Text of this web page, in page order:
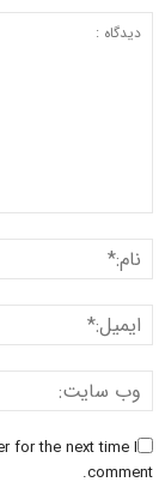
for the next time I
comment.